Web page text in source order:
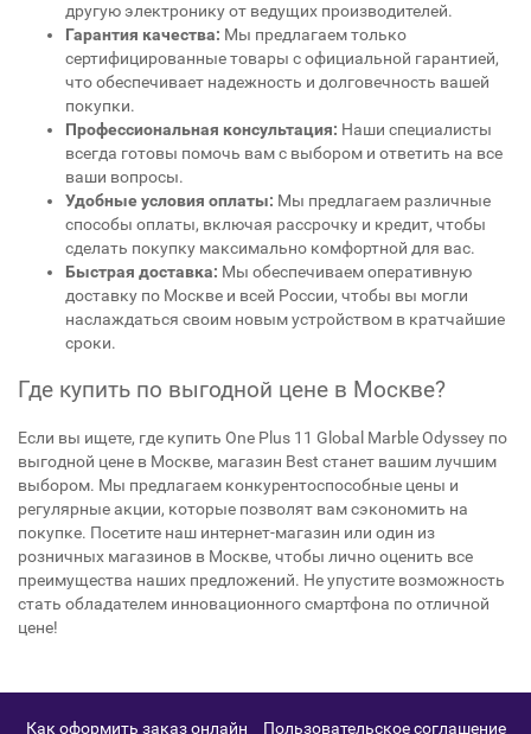
другую электронику от ведущих производителей.
Гарантия качества: Мы предлагаем только
сертифицированные товары с официальной гарантией,
что обеспечивает надежность и долговечность вашей
покупки.
Профессиональная консультация: Наши специалисты
всегда готовы помочь вам с выбором и ответить на все
ваши вопросы.
Удобные условия оплаты: Мы предлагаем различные
способы оплаты, включая рассрочку и кредит, чтобы
сделать покупку максимально комфортной для вас.
Быстрая доставка: Мы обеспечиваем оперативную
доставку по Москве и всей России, чтобы вы могли
наслаждаться своим новым устройством в кратчайшие
сроки.
Где купить по выгодной цене в Москве?
Если вы ищете, где купить One Plus 11 Global Marble Odyssey по
выгодной цене в Москве, магазин Best станет вашим лучшим
выбором. Мы предлагаем конкурентоспособные цены и
регулярные акции, которые позволят вам сэкономить на
покупке. Посетите наш интернет-магазин или один из
розничных магазинов в Москве, чтобы лично оценить все
преимущества наших предложений. Не упустите возможность
стать обладателем инновационного смартфона по отличной
цене!
Как оформить заказ онлайн Пользовательское соглашение